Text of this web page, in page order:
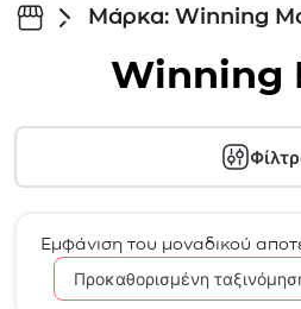
Μάρκα: Winning
Winning
Εμφάνιση του μοναδικού